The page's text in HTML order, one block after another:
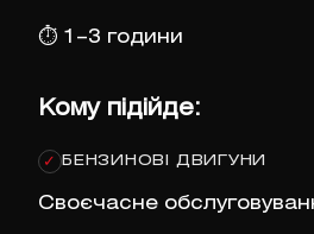
⏱ 1–3 години
Кому підійде:
✓ БЕНЗИНОВІ ДВИГУНИ
Своєчасне